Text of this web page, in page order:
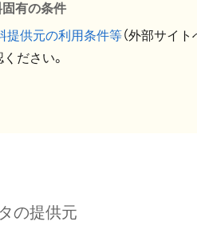
固有の条件
提供元の利用条件等（外部サイ
ださい。
の提供元